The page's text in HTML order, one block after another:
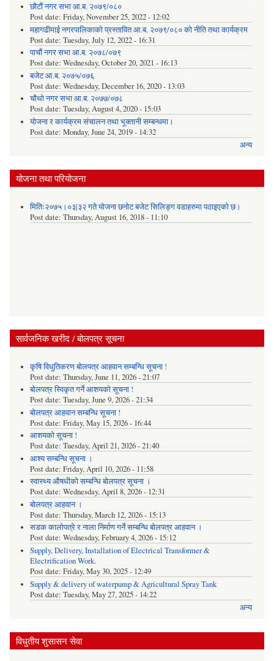
छौटौं नगर सभा आ.ब. २०७९/०८०
Post date: Friday, November 25, 2022 - 12:02
महागढीमाई नगरपालिकाको प्रस्तावित आ.ब. २०७९/०८० को नीति तथा कार्यक्रम
Post date: Tuesday, July 12, 2022 - 16:31
पाचौं नगर सभा आ.ब. २०७८/०७९
Post date: Wednesday, October 20, 2021 - 16:13
बजेट आ.ब. २०७५/०७६
Post date: Wednesday, December 16, 2020 - 13:03
चौथो नगर सभा आ.ब. २०७७/०७८
Post date: Tuesday, August 4, 2020 - 15:03
योजना र कार्यक्रम संचालन तथा भूक्तानी सम्बन्धमा।
Post date: Monday, June 24, 2019 - 14:32
अन्य
योजना तथा परियोजना
मितिः२०७५।०३|३२ गते योजना छनोट बजेट सिलिङ्ग वडाहरुमा पठाइएको छ​।
Post date: Thursday, August 16, 2018 - 11:10
सार्वजनिक खरीद / बोलपत्र सूचना
कृषि विधुतिकरण बोलपत्र आहवान सम्बन्धि सूचना !
Post date: Thursday, June 11, 2026 - 21:07
बोलपत्र स्विकृत गर्ने आशयको सूचना !
Post date: Tuesday, June 9, 2026 - 21:34
बोलपत्र आहवान सम्बन्धि सूचना !
Post date: Friday, May 15, 2026 - 16:44
आशयको सूचना !
Post date: Tuesday, April 21, 2026 - 21:40
आश्य सम्बन्धि सूचना ।
Post date: Friday, April 10, 2026 - 11:58
स्वास्थ्य औषधीको सम्बन्धि बोलपत्र सूचना ।
Post date: Wednesday, April 8, 2026 - 12:31
बोलपत्र आहवान ।
Post date: Thursday, March 12, 2026 - 15:13
सडक कालोपत्रे र नाला निर्माण गर्ने सम्बन्धि बोलपत्र आहवान ।
Post date: Wednesday, February 4, 2026 - 15:12
Supply, Delivery, Installation of Electrical Transformer &
Electrification Work.
Post date: Friday, May 30, 2025 - 12:49
Supply & delivery of waterpump & Agricultural Spray Tank
Post date: Tuesday, May 27, 2025 - 14:22
अन्य
विधुतीय शुसासन सेवा